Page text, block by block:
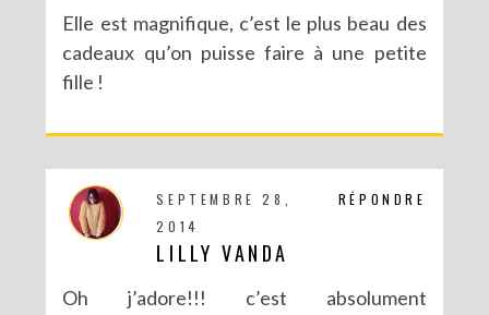
Elle est magnifique, c’est le plus beau des
cadeaux qu’on puisse faire à une petite
fille !
RÉPONDRE
SEPTEMBRE 28,
2014
LILLY VANDA
Oh j’adore!!! c’est absolument